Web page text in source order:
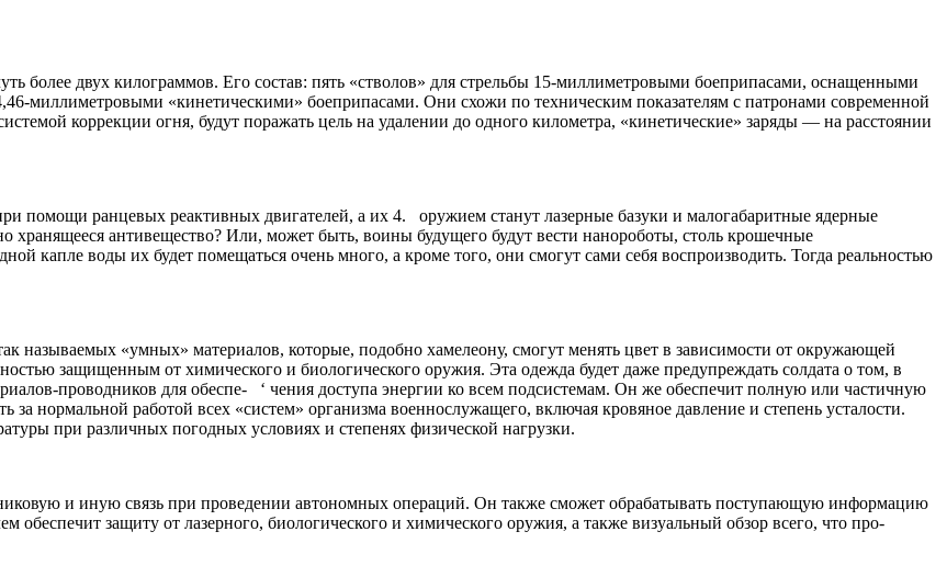
бо­лее двух килограммов. Его состав: пять «стволов» для стрельбы 15-милли­метровыми боеприпасами, оснащенными
миллиметровыми «кине­тическими» боеприпасами. Они схожи по техническим показателям с патронами современной
коррекции огня, бу­дут поражать цель на удалении до одного километра, «кинети­ческие» заряды — на расстоянии
помощи ранцевых реактивных двигателей, а их 4. оружием станут лазерные базуки и малогабаритные ядер­ные
хранящееся антивещество? Или, может быть, воины будущего будут вести нанороботы, столь крошечные
капле воды их будет по­мещаться очень много, а кроме того, они смогут сами себя воспроизводить. Тогда реальностью
называемых «умных» материалов, которые, подобно хамелеону, смо­гут менять цвет в зависимости от окружающей
защищенным от химического и биологического оружия. Эта одеж­да будет даже предупреждать солдата о том, в
проводников для обеспе- ‘ чения доступа энергии ко всем подсистемам. Он же обеспечит полную или частичную
нормальной работой всех «систем» организма военнослужащего, включая кровяное давление и сте­пень усталости.
при различ­ных погодных условиях и степенях физической на­грузки.
и иную связь при проведении автономных опе­раций. Он также сможет об­рабатывать поступающую информацию
обеспечит защиту от ла­зерного, биологического и химического оружия, а также визуальный обзор всего, что про­